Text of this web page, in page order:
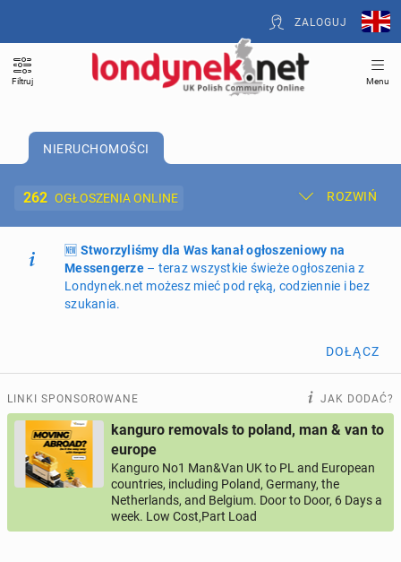
ZALOGUJ
Filtruj Menu
NIERUCHOMOŚCI
262 OGŁOSZENIA ONLINE ROZWIŃ
Dodaj ogłoszenie Moje ogłoszenia
Oferta i cennik ogłoszeń
ogłoszenia online
PROFILE KANDYDATÓW 293profile online
USŁUGI 165ogłoszeń online
MOTORYZACJA 12ogłoszeń online
🆕 Stworzyliśmy dla Was kanał ogłoszeniowy na
Messengerze– teraz wszystkie świeże ogłoszenia z
Londynek.net możesz mieć pod ręką, codziennie i bez
szukania.
DOŁĄCZ
LINKI SPONSOROWANE JAK DODAĆ?
kanguro removals to poland, man & van to
europe
Kanguro No1 Man&Van UK to PL and European
countries, including Poland, Germany, the
Netherlands, and Belgium. Door to Door, 6 Days a
week. Low Cost,Part Load